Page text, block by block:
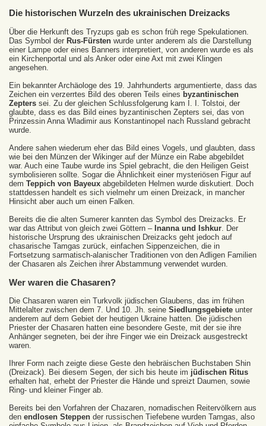
Die historischen Wurzeln des ukrainischen Dreizacks
Über die Herkunft des Tryzups gab es schon früh rege Spekulationen.
Das Symbol der Rus-Fürsten wurde unter anderem als die Darstellung
einer Lampe oder eines Banners interpretiert, von anderen wurde es als
ein Kirchenportal und als Anker oder eine Axt mit zwei Klingen
angesehen.
Ein bekannter Archäologe des 19. Jahrhunderts argumentierte, dass das
Zeichen ein verzerrtes Bild des oberen Teils eines byzantinischen
Zepters sei. Zu der gleichen Schlussfolgerung kam I. I. Tolstoi, der
glaubte, dass es das Bild eines byzantinischen Zepters sei, das von
Prinzessin Anna Wladimir aus Konstantinopel nach Russland gebracht
wurde.
Andere sahen wiederum eher das Bild eines Vogels, und glaubten, dass
wie bei den Münzen der Wikinger auf der Münze ein Rabe abgebildet
war. Auch eine Taube wurde ins Spiel gebracht, die den Heiligen Geist
symbolisieren sollte. Sogar die Ähnlichkeit einer mysteriösen Figur auf
dem Teppich von Bayeux abgebildeten Helmen wurde diskutiert. Doch
stattdessen handelt es sich vielmehr um einen Dreizack, in mancher
Hinsicht aber auch um einen Falken.
Bereits die die alten Sumerer kannten das Symbol des Dreizacks. Er
war das Attribut von gleich zwei Göttern – Inanna und Ishkur . Der
historische Ursprung des ukrainischen Dreizacks geht jedoch auf
chasarische Tamgas zurück, einfachen Sippenzeichen, die in
Fortsetzung sarmatisch-alanischer Traditionen von den Adligen Familien
der Chasaren als Zeichen ihrer Abstammung verwendet wurden.
Wer waren die Chasaren?
Die Chasaren waren ein Turkvolk jüdischen Glaubens, das im frühen
Mittelalter zwischen dem 7. Und 10. Jh. seine Siedlungsgebiete unter
anderem auf dem Gebiet der heutigen Ukraine hatten. Die jüdischen
Priester der Chasaren hatten eine besondere Geste, mit der sie ihre
Anhänger segneten, bei der ihre Finger wie ein Dreizack ausgestreckt
waren.
Ihrer Form nach zeigte diese Geste den hebräischen Buchstaben Shin
(Dreizack). Bei diesem Segen, der sich bis heute im jüdischen Ritus
erhalten hat, erhebt der Priester die Hände und spreizt Daumen, sowie
Ring- und kleiner Finger ab.
Bereits bei den Vorfahren der Chazaren, nomadischen Reitervölkern aus
den endlosen Steppen der russischen Tiefebene wurden Tamgas, also